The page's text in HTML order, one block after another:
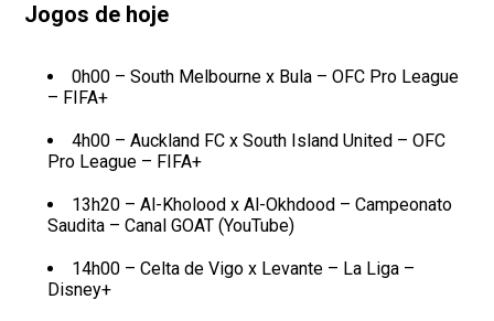
Jogos de hoje
0h00 – South Melbourne x Bula – OFC Pro League
– FIFA+
4h00 – Auckland FC x South Island United – OFC
Pro League – FIFA+
13h20 – Al-Kholood x Al-Okhdood – Campeonato
Saudita – Canal GOAT (YouTube)
14h00 – Celta de Vigo x Levante – La Liga –
Disney+